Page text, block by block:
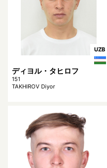
UZB
ディヨル・タヒロフ
151
TAKHIROV Diyor